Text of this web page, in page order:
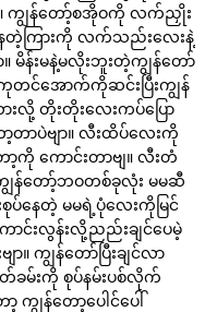
ျွန်တော့်စအိုဝကို လက်ညှိုး
ကြားကို လက်သည်းလေးနဲ့
န်းမနဲ့မလိုးဘူးတဲ့ကျွန်တော်
တင်အောက်ကိုဆင်းပြီးကျွန်
းလို့ တိုးတိုးလေးကပ်ပြော
ာပဲဗျာ။ လီးထိပ်လေးကို
ာ့ကို ကောင်းတာဗျ။ လီးတံ
ျွန်တော့်ဘဝတစ်ခုလုံး မမဆီ
ပ်နေတဲ့ မမရဲ့ပုံလေးကိုမြင်
ောင်းလွန်းလို့ညည်းချင်ပေမဲ့
။ ကျွန်တော်ပြီးချင်လာ
ခမ်းကို စုပ်နမ်းပစ်လိုက်
ျွန်တော့ပေါင်ပေါ်